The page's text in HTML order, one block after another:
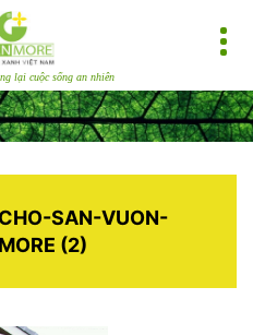
lại cuộc sống an nhiên
SAN-VUON-
(2)